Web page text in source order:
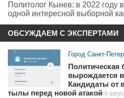
Политолог Кынев: в 2022 году
одной интересной выборной
ОБСУЖДАЕМ С ЭКСПЕРТАМИ
Город Санкт-
Политическая
вырождается
Кандидаты от
тылы перед новой атакой 6